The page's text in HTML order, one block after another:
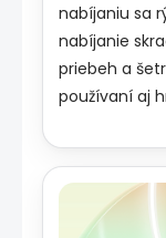
nabíjaniu sa
nabíjanie
priebeh a
používaní aj